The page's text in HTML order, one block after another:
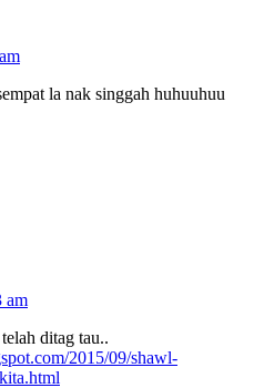
la nak singgah huhuuhuu
am
ditag tau..
2015/09/shawl-